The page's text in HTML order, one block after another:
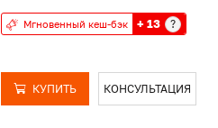
Мгновенный кеш-бэк + 13 ?
КУПИТЬ КОНСУЛЬТАЦИЯ